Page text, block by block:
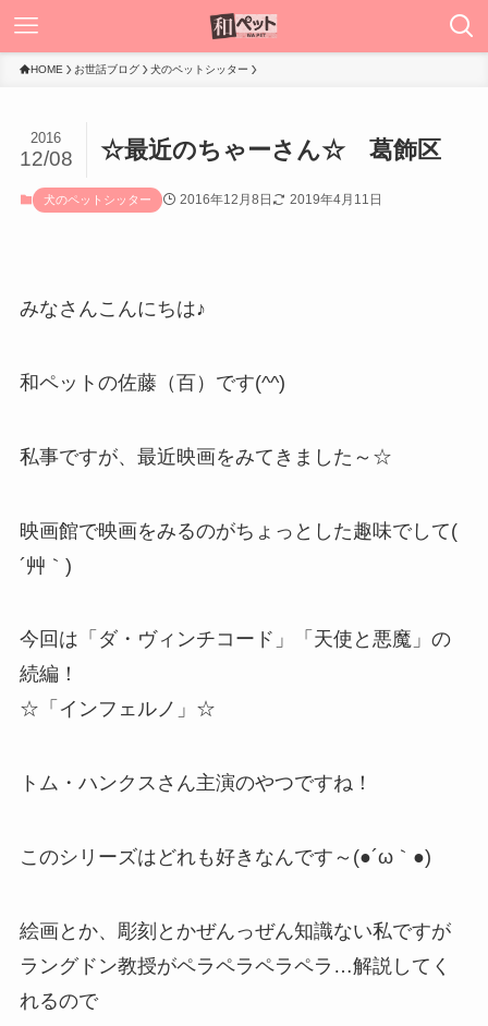
HOME お世話ブログ 犬のペットシッター
☆最近のちゃーさん☆ 葛飾区
2016
12/08
犬のペットシッター 2016年12月8日 2019年4月11日
みなさんこんにちは♪
和ペットの佐藤（百）です(^^)
私事ですが、最近映画をみてきました～☆
映画館で映画をみるのがちょっとした趣味でして(
´艸｀)
今回は「ダ・ヴィンチコード」「天使と悪魔」の
続編！
☆「インフェルノ」☆
トム・ハンクスさん主演のやつですね！
このシリーズはどれも好きなんです～(●´ω｀●)
絵画とか、彫刻とかぜんっぜん知識ない私ですが
ラングドン教授がペラペラペラペラ…解説してく
れるので